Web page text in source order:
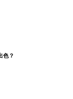
色？